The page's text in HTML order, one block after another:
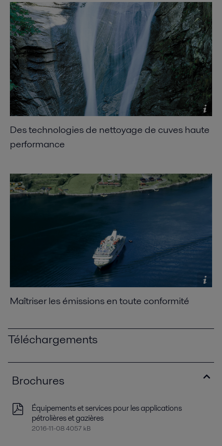
Des technologies de nettoyage de cuves haute
performance
Maîtriser les émissions en toute conformité
Téléchargements
Brochures
Équipements et services pour les applications
pétrolières et gazières
2016-11-08 4057 kB